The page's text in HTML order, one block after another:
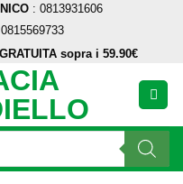
: 0813931606
sopra i 59.90€